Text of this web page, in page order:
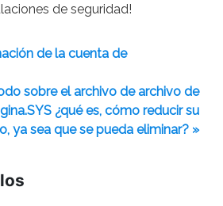
de seguridad!
de la cuenta de
sobre el archivo de archivo de
¿qué es, cómo reducir su
ya sea que se pueda eliminar? »